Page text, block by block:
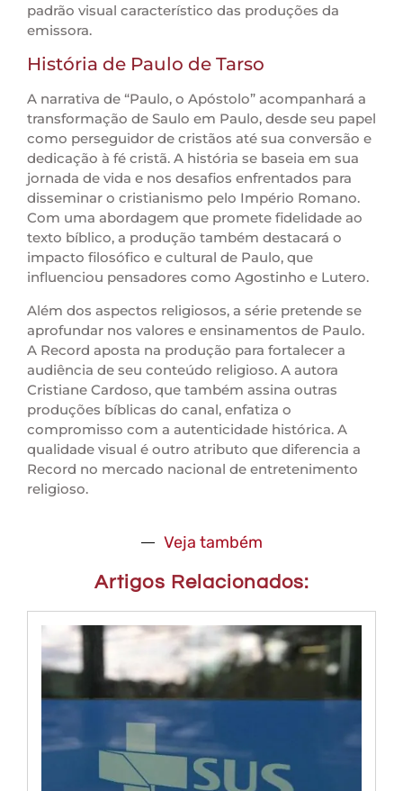
padrão visual característico das produções da
emissora.
História de Paulo de Tarso
A narrativa de “Paulo, o Apóstolo” acompanhará a
transformação de Saulo em Paulo, desde seu papel
como perseguidor de cristãos até sua conversão e
dedicação à fé cristã. A história se baseia em sua
jornada de vida e nos desafios enfrentados para
disseminar o cristianismo pelo Império Romano.
Com uma abordagem que promete fidelidade ao
texto bíblico, a produção também destacará o
impacto filosófico e cultural de Paulo, que
influenciou pensadores como Agostinho e Lutero.
Além dos aspectos religiosos, a série pretende se
aprofundar nos valores e ensinamentos de Paulo.
A Record aposta na produção para fortalecer a
audiência de seu conteúdo religioso. A autora
Cristiane Cardoso, que também assina outras
produções bíblicas do canal, enfatiza o
compromisso com a autenticidade histórica. A
qualidade visual é outro atributo que diferencia a
Record no mercado nacional de entretenimento
religioso.
Veja também
Artigos Relacionados: